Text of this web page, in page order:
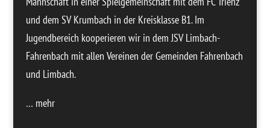
und dem SV Krumbach in der Kreisklasse B1. Im
Jugendbereich kooperieren wir in dem JSV Limbach-
Fahrenbach mit allen Vereinen der Gemeinden Fahrenbach
und Limbach.
… mehr